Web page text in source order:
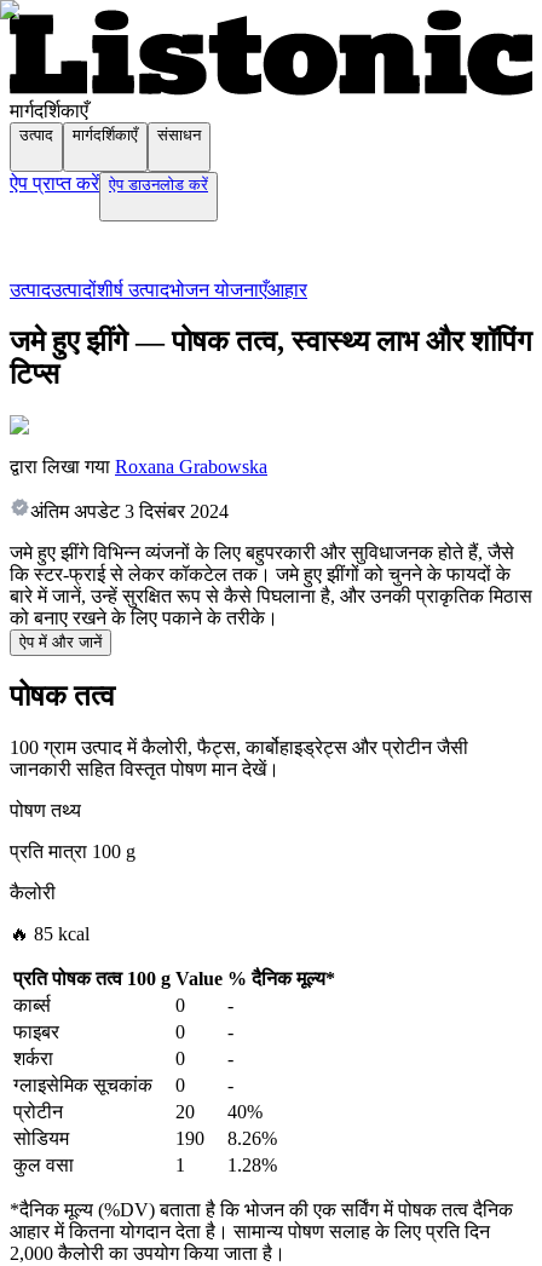
मार्गदर्शिकाएँ
उत्पाद मार्गदर्शिकाएँ संसाधन
ऐप प्राप्त करें ऐप डाउनलोड करें
उत्पादउत्पादोंशीर्ष उत्पादभोजन योजनाएँआहार
जमे हुए झींगे — पोषक तत्व, स्वास्थ्य लाभ और शॉपिंग
टिप्स
द्वारा लिखा गया Roxana Grabowska
अंतिम अपडेट 3 दिसंबर 2024
जमे हुए झींगे विभिन्न व्यंजनों के लिए बहुपरकारी और सुविधाजनक होते हैं, जैसे
कि स्टर-फ्राई से लेकर कॉकटेल तक। जमे हुए झींगों को चुनने के फायदों के
बारे में जानें, उन्हें सुरक्षित रूप से कैसे पिघलाना है, और उनकी प्राकृतिक मिठास
को बनाए रखने के लिए पकाने के तरीके।
ऐप में और जानें
पोषक तत्व
100 ग्राम उत्पाद में कैलोरी, फैट्स, कार्बोहाइड्रेट्स और प्रोटीन जैसी
जानकारी सहित विस्तृत पोषण मान देखें।
पोषण तथ्य
प्रति मात्रा 100 g
कैलोरी
🔥 85 kcal
प्रति पोषक तत्व 100 g Value %दैनिक मूल्य*
कार्ब्स
0
-
फाइबर
0
-
शर्करा
0
-
ग्लाइसेमिक सूचकांक
0
-
प्रोटीन
20
40%
सोडियम
190
8.26%
कुल वसा
1 1.28%
*दैनिक मूल्य (%DV) बताता है कि भोजन की एक सर्विंग में पोषक तत्व दैनिक
आहार में कितना योगदान देता है। सामान्य पोषण सलाह के लिए प्रति दिन
2,000 कैलोरी का उपयोग किया जाता है।